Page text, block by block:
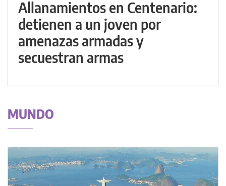
Allanamientos en Centenario:
detienen a un joven por
amenazas armadas y
secuestran armas
MUNDO